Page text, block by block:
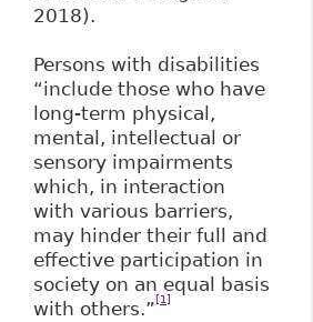
2018).
Persons with disabilities
“include those who have
long-term physical,
mental, intellectual or
sensory impairments
which, in interaction
with various barriers,
may hinder their full and
effective participation in
society on an equal basis
with others.”[1]